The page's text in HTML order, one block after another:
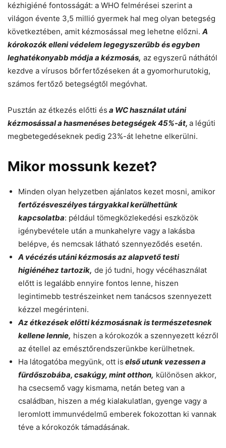
kézhigiéné fontosságát: a WHO felmérései szerint a
világon évente 3,5 millió gyermek hal meg olyan betegség
következtében, amit kézmosással meg lehetne előzni. A
kórokozók elleni védelem legegyszerűbb és egyben
leghatékonyabb módja a kézmosás, az egyszerű náthától
kezdve a vírusos bőrfertőzéseken át a gyomorhurutokig,
számos fertőző betegségtől megóvhat.
Pusztán az étkezés előtti és a WC használat utáni
kézmosással a hasmenéses betegségek 45%-át, a légúti
megbetegedéseknek pedig 23%-át lehetne elkerülni.
Mikor mossunk kezet?
Minden olyan helyzetben ajánlatos kezet mosni, amikor
fertőzésveszélyes tárgyakkal kerülhettünk
kapcsolatba: például tömegközlekedési eszközök
igénybevétele után a munkahelyre vagy a lakásba
belépve, és nemcsak látható szennyeződés esetén.
A vécézés utáni kézmosás az alapvető testi
higiénéhez tartozik, de jó tudni, hogy vécéhasználat
előtt is legalább ennyire fontos lenne, hiszen
legintimebb testrészeinket nem tanácsos szennyezett
kézzel megérinteni.
Az étkezések előtti kézmosásnak is természetesnek
kellene lennie, hiszen a kórokozók a szennyezett kézről
az étellel az emésztőrendszerünkbe kerülhetnek.
Ha látogatóba megyünk, ott is első utunk vezessen a
fürdőszobába, csakúgy, mint otthon, különösen akkor,
ha csecsemő vagy kismama, netán beteg van a
családban, hiszen a még kialakulatlan, gyenge vagy a
leromlott immunvédelmű emberek fokozottan ki vannak
téve a kórokozók támadásának.